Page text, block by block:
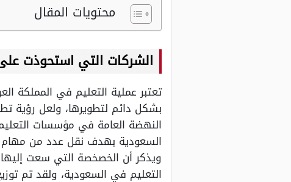
محتويات المقال
الشركات التي استحوذت
تعتبر عملية التعليم في المملكة
النهضة العامة في مؤسسات
السعودية بهدف نقل عدد من مهام
ويذكر أن الخصخصة التي سعت
التعليم في السعودية، ولقد تم